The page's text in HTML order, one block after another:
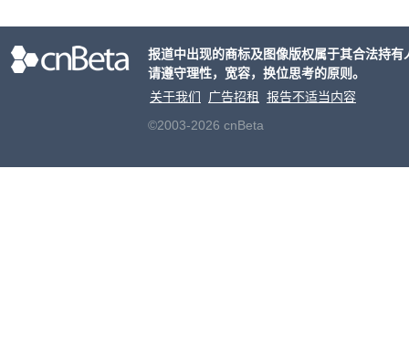
2mm
报道中出现的商标及图像版权属于其合法持
请遵守理性，宽容，换位思考的原则。
关于我们
广告招租
报告不适当内容
©2003-2026 cnBeta